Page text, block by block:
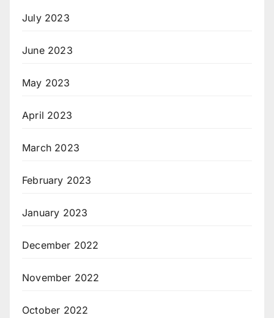
July 2023
June 2023
May 2023
April 2023
March 2023
February 2023
January 2023
December 2022
November 2022
October 2022